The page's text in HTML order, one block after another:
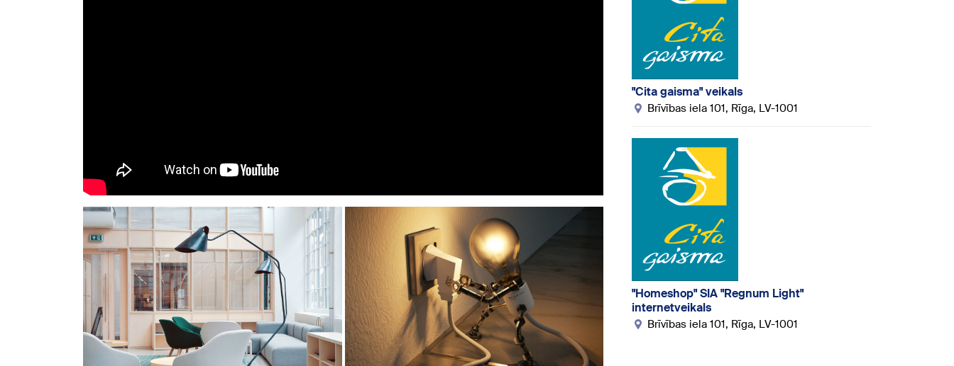
"Cita gaisma" veikals
Brīvības iela 101, Rīga, LV-1001
"Homeshop" SIA "Regnum Light"
internetveikals
Brīvības iela 101, Rīga, LV-1001